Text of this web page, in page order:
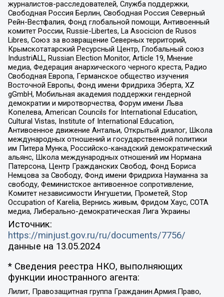
журналистов-расследователей, Служба поддержки,
Свободная Россия Берлин, Свободная Россия Северный
Рейн-Вестфалия, Фонд глобальной помощи, Антивоенный
комитет России, Russie-Libertes, La Asocicion de Rusos
Libres, Союз за возвращение Северных территорий,
Крымскотатарский Ресурсный Центр, Глобальный союз
IndustriALL, Russian Election Monitor, Article 19, Мнение
медиа, Федерация анархического черного креста, Радио
Свободная Европа, Германское общество изучения
Восточной Европы, Фонд имени Фридриха Эберта, XZ
gGmbH, Мобильная академия поддержки гендерной
демократии и миротворчества, Форум имени Льва
Копелева, American Councils for International Education,
Cultural Vistas, Institute of International Education,
Антивоенное движение Антальи, Открытый диалог, Школа
международных отношений и государственной политики
им Питера Мунка, Российско-канадский демократический
альянс, Школа международных отношений им Нормана
Патерсона, Центр Гражданских Свобод, Фонд Бориса
Немцова за Свободу, Фонд имени Фридриха Науманна за
свободу, Феминистское антивоенное сопротивление,
Комитет независимости Ингушетии, Прометей, Stop
Occupation of Karelia, Вернись живым, Фридом Хаус, СОТА
медиа, Либерально-демократическая Лига Украины
Источник:
https://minjust.gov.ru/ru/documents/7756/
данные на 13.05.2024
* Сведения реестра НКО, выполняющих
функции иностранного агента:
Лилит, Правозащитная группа Гражданин.Армия.Право,